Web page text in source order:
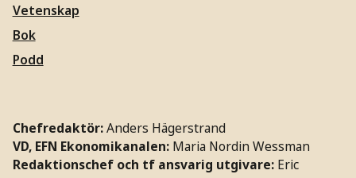
Vetenskap
Bok
Podd
Chefredaktör:Anders Hägerstrand
VD, EFN Ekonomikanalen: Maria Nordin Wessman
Redaktionschef och tf ansvarig utgivare: Eric